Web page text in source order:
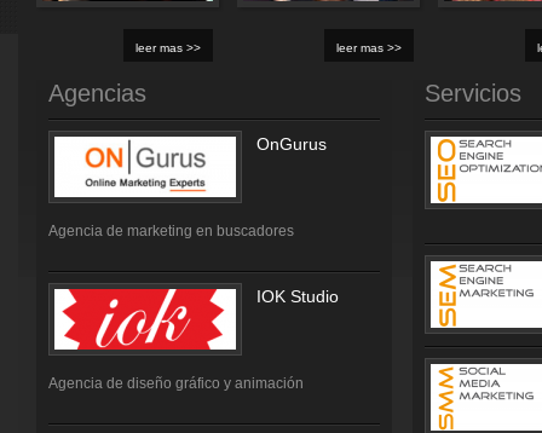
leer mas >> leer mas >>
Agencias
OnGurus
Agencia de marketing en buscadores
IOK Studio
Agencia de diseño gráfico y animación
Servicios